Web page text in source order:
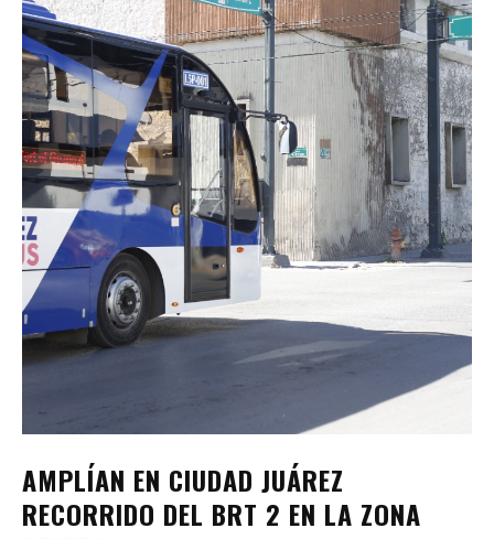
AMPLÍAN EN CIUDAD JUÁREZ
RECORRIDO DEL BRT 2 EN LA ZONA